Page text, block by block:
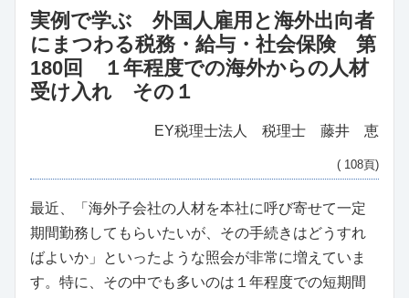
実例で学ぶ 外国人雇用と海外出向者
にまつわる税務・給与・社会保険 第
180回 １年程度での海外からの人材
受け入れ その１
EY税理士法人 税理士 藤井 恵
( 108頁)
最近、「海外子会社の人材を本社に呼び寄せて一定
期間勤務してもらいたいが、その手続きはどうすれ
ばよいか」といったような照会が非常に増えていま
す。特に、その中でも多いのは１年程度での短期間